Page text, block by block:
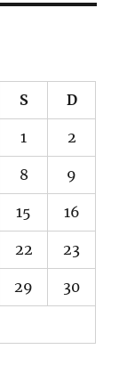
S D
1 2
8 9
15 16
22 23
29 30